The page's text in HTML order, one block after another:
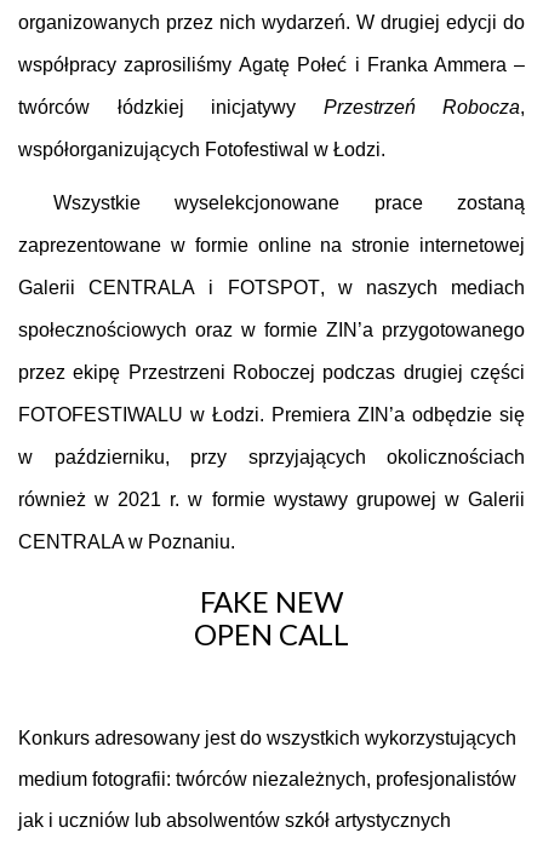
organizowanych przez nich wydarzeń. W drugiej edycji do
współpracy zaprosiliśmyAgatę Połeć i Franka Ammera –
twórców łódzkiej inicjatywy Przestrzeń Robocza,
współorganizujących Fotofestiwal w Łodzi.
Wszystkie wyselekcjonowane prace zostaną
zaprezentowane w formie onlinena stronie internetowej
Galerii CENTRALA i FOTSPOT, w naszych mediach
społecznościowych oraz w formie ZIN’a przygotowanego
przez ekipę Przestrzeni Roboczej podczas drugiej części
FOTOFESTIWALU w Łodzi. Premiera ZIN’a odbędzie się
w październiku, przy sprzyjających okolicznościach
również w 2021 r. w formie wystawy grupowej w Galerii
CENTRALA w Poznaniu.
FAKE NEW
OPEN CALL
Konkurs adresowany jest do wszystkich wykorzystujących
medium fotografii: twórców niezależnych, profesjonalistów
jak i uczniów lub absolwentów szkół artystycznych